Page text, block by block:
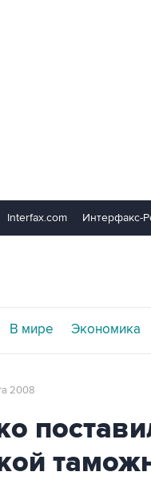
Interfax.com Интерфакс-
В мире Экономика
2008